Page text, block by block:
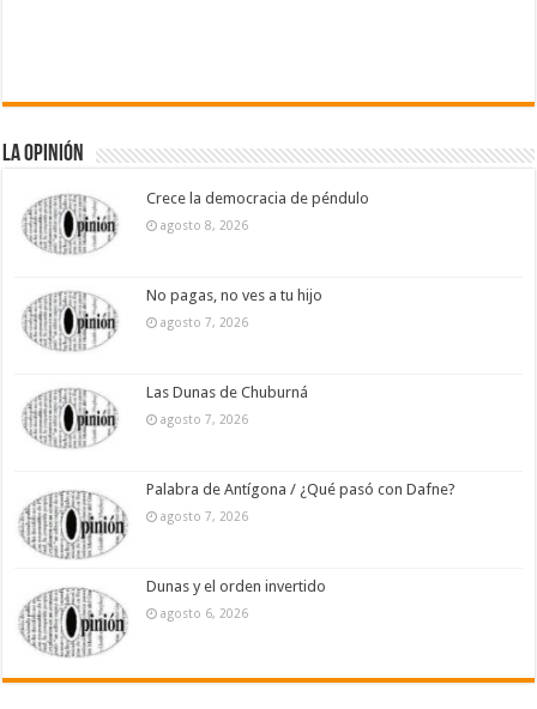
La Opinión
Crece la democracia de péndulo
agosto 8, 2026
No pagas, no ves a tu hijo
agosto 7, 2026
Las Dunas de Chuburná
agosto 7, 2026
Palabra de Antígona / ¿Qué pasó con Dafne?
agosto 7, 2026
Dunas y el orden invertido
agosto 6, 2026